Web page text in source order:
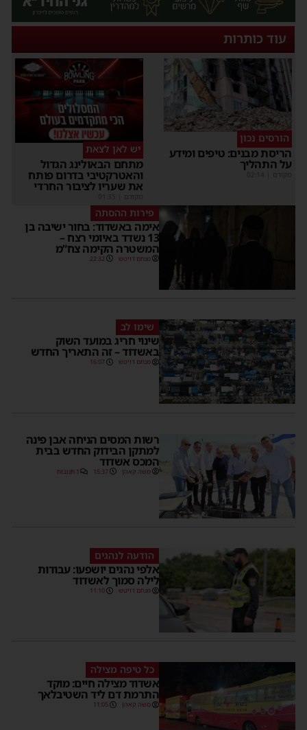
עוד כותרות
הורסים נכון
הריסת מבנים: טיפים ומידע
על התהליך
מקודם
יש לאן לצאת
מתחם הבאולינג הגדול
והאטרקטיבי בדרום פותח
את שעריו לציבור החרדי
מקודם
פירות ההסתה
אימה באשדוד: בחור ישיבה בן
13 נשדד באיומי רצח –
המשטרה הקימה צח”מ
מנחם דויטש 22:32
שימו לב
שינוי חריג במועד השוק
באשדוד – זה התאריך החדש
מנחם דויטש 16:07
רשות המסים הניחה אבן פינה
למתקן הבידוק החדש בבית
המכס אשדוד
משה קאהן 15:37 1 תגובות
הודעה לנהגים
אלפי נהגים יושפעו: עבודות
לילה סמוך לאשדוד
מנחם דויטש 11:10
כל טיפה מצילה
אשדוד מצילה חיים: מוקד
התרמת דם ליד השטיבלאך
משה קאהן 11:05